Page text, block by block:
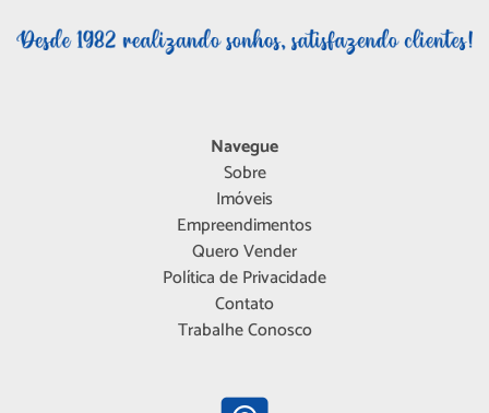
Navegue
Sobre
Imóveis
Empreendimentos
Quero Vender
Política de Privacidade
Contato
Trabalhe Conosco